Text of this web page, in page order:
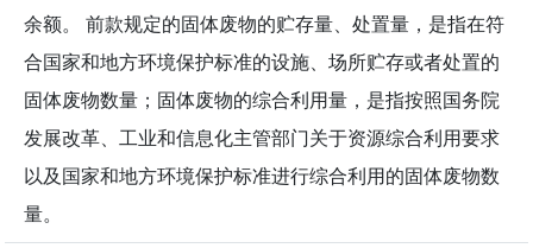
余额。 前款规定的固体废物的贮存量、处置量，是指在符
合国家和地方环境保护标准的设施、场所贮存或者处置的
固体废物数量；固体废物的综合利用量，是指按照国务院
发展改革、工业和信息化主管部门关于资源综合利用要求
以及国家和地方环境保护标准进行综合利用的固体废物数
量。